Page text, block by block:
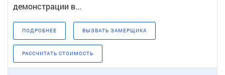
демонстрации в...
ПОДРОБНЕЕ ВЫЗВАТЬ ЗАМЕРЩИКА
РАССЧИТАТЬ СТОИМОСТЬ